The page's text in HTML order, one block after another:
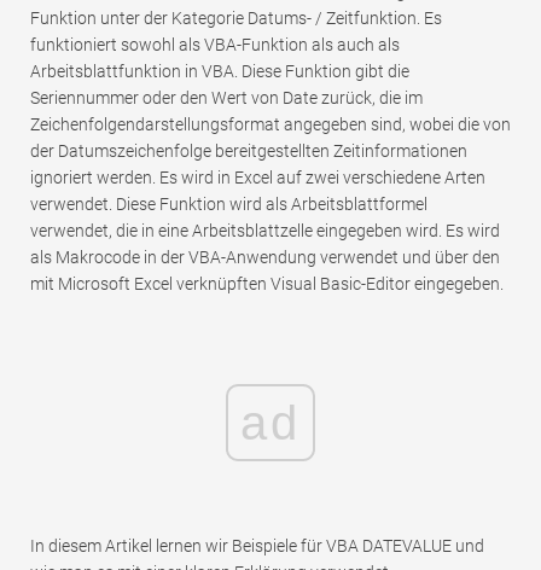
Funktion unter der Kategorie Datums- / Zeitfunktion. Es
funktioniert sowohl als VBA-Funktion als auch als
Arbeitsblattfunktion in VBA. Diese Funktion gibt die
Seriennummer oder den Wert von Date zurück, die im
Zeichenfolgendarstellungsformat angegeben sind, wobei die von
der Datumszeichenfolge bereitgestellten Zeitinformationen
ignoriert werden. Es wird in Excel auf zwei verschiedene Arten
verwendet. Diese Funktion wird als Arbeitsblattformel
verwendet, die in eine Arbeitsblattzelle eingegeben wird. Es wird
als Makrocode in der VBA-Anwendung verwendet und über den
mit Microsoft Excel verknüpften Visual Basic-Editor eingegeben.
ad
In diesem Artikel lernen wir Beispiele für VBA DATEVALUE und